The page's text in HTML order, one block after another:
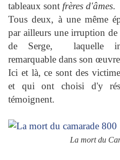
tableaux sont frères d'âmes.
Tous deux, à une même
par ailleurs une irruption de
de Serge, laquelle
remarquable dans son
Ici et là, ce sont des
et qui ont choisi d'y
témoignent.
La mort du